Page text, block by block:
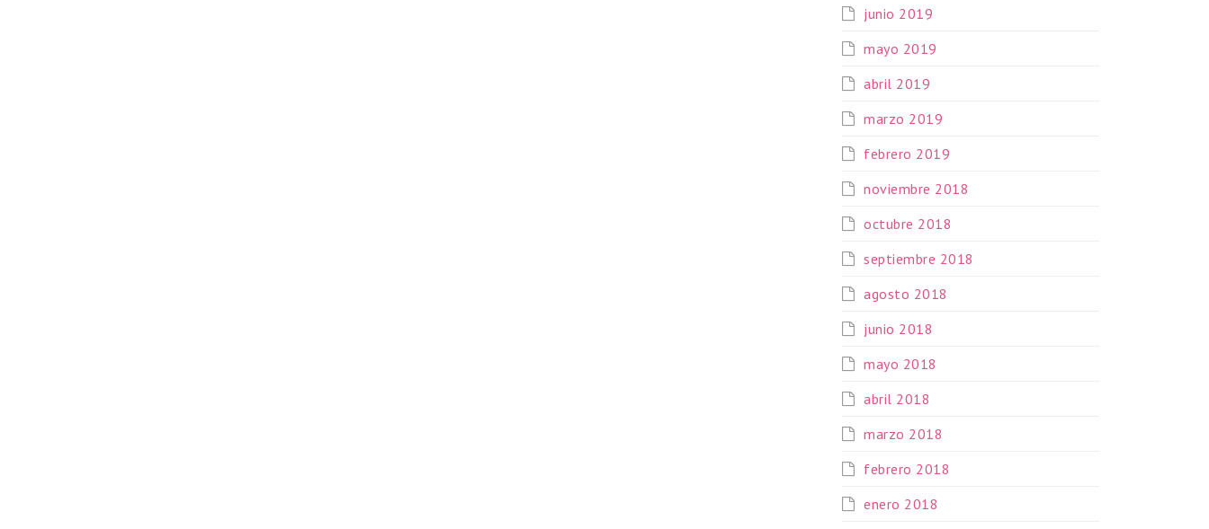
junio 2019
mayo 2019
abril 2019
marzo 2019
febrero 2019
noviembre 2018
octubre 2018
septiembre 2018
agosto 2018
junio 2018
mayo 2018
abril 2018
marzo 2018
febrero 2018
enero 2018